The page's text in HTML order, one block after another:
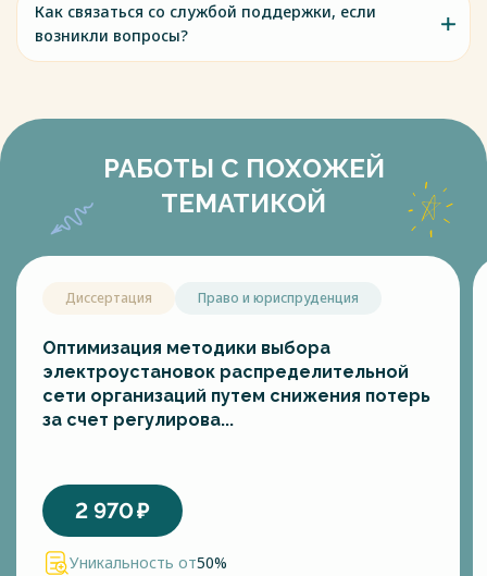
Как связаться со службой поддержки, если
возникли вопросы?
РАБОТЫ С ПОХОЖЕЙ
ТЕМАТИКОЙ
Диссертация Право и юриспруденция
Оптимизация методики выбора
электроустановок распределительной
сети организаций путем снижения потерь
за счет регулирова...
2 970₽
Уникальность от50%